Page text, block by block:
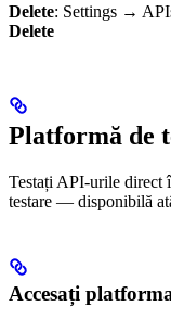
Delete: Settings →
Delete
Platformă de
Testați API-urile direct
testare — disponibilă
Accesați